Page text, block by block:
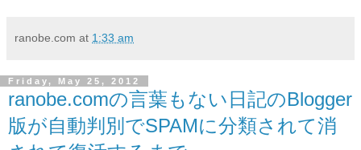
ranobe.com at 1:33 am
Friday, May 25, 2012
ranobe.comの言葉もない日記のBlogger
版が自動判別でSPAMに分類されて消